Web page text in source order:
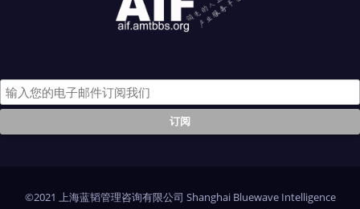
©2021 上海蓝韬管理咨询有限公司 Shanghai Bluewave Intelligence